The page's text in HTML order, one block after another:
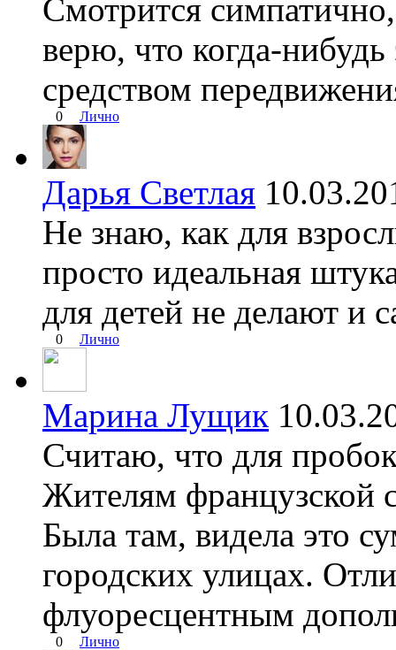
Смотрится
верю, что когда-
средством
0 Лично
Дарья Светлая
Не знаю, как для
просто идеальная
для детей не делают и
0 Лично
Марина Лущик
Считаю, что для
Жителям французской
Была там, видела это
городских улицах.
флуоресцентным
0 Лично